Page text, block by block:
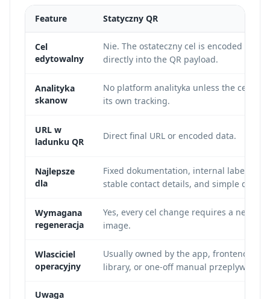
Feature Statyczny QR
Cel
edytowalny
Nie. The ostateczny cel is encoded
directly into the QR payload.
Analityka
skanow
No platform analityka unless the cel has
its own tracking.
URL w
ladunku QR
Direct final URL or encoded data.
Najlepsze
dla
Fixed dokumentation, internal labels,
stable contact details, and simple
Wymagana
regeneracja
Yes, every cel change requires a new QR
image.
Wlasciciel
operacyjny
Usually owned by the app, frontend
library, or one-off manual przeplyw.
Uwaga